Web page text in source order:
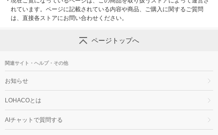
れています。ページに記載されている内容や商品、ご購入に関するご質問
は、直接各ストアにお問い合わせください。
ページトップへ
関連サイト・ヘルプ・その他
お知らせ
LOHACOとは
AIチャットで質問する